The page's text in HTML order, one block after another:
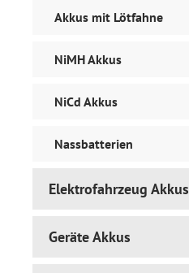
Akkus mit Lötfahne
NiMH Akkus
NiCd Akkus
Nassbatterien
Elektrofahrzeug Akkus
Geräte Akkus